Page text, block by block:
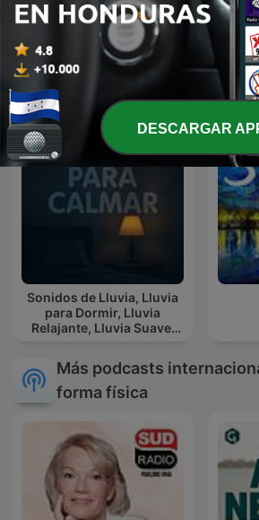
Meditación Guiada
Sonidos de Lluvia, Lluvia
para Dormir, Lluvia
Relajante, Lluvia Suave,
Más podcasts
forma física
DESCARGAR